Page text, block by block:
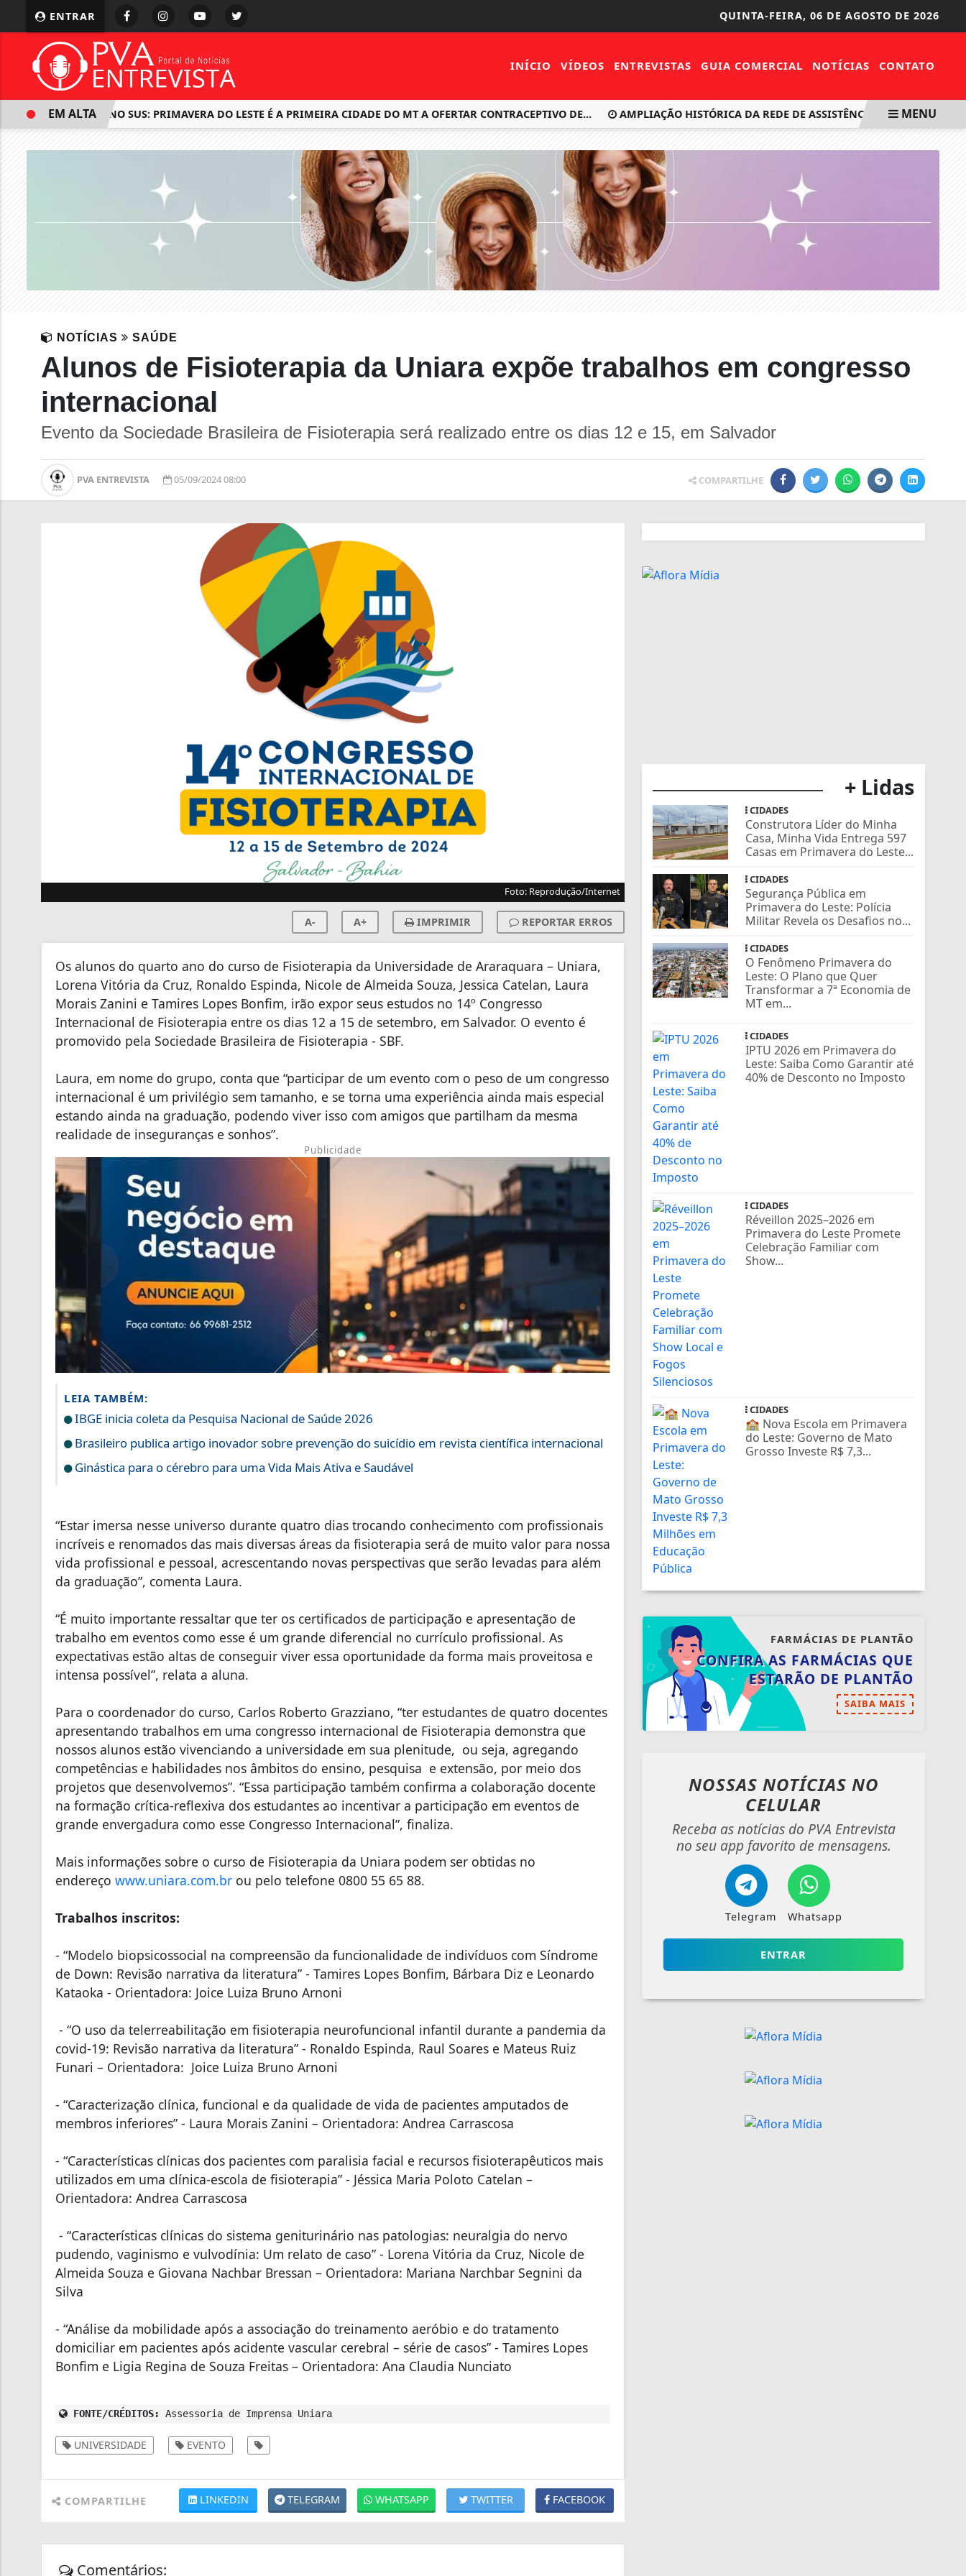
ENTRAR QUINTA-FEIRA, 06 DE AGOSTO DE 2026
INÍCIO VÍDEOS ENTREVISTAS GUIA COMERCIAL NOTÍCIAS CONTATO
IMPLANON NO SUS: PRIMAVERA DO LESTE É A PRIMEIRA CIDADE DO MT A OFERTAR CONTRACEPTIVO DE... AMPLIAÇÃO HISTÓRICA DA REDE DE ASSISTÊNCIA SOCIAL E
EM ALTA MENU
NOTÍCIAS SAÚDE
Alunos de Fisioterapia da Uniara expõe trabalhos em congresso
internacional
Evento da Sociedade Brasileira de Fisioterapia será realizado entre os dias 12 e 15, em Salvador
PVA ENTREVISTA 05/09/2024 08:00 COMPARTILHE
Foto: Reprodução/Internet
A- A+ IMPRIMIR REPORTAR ERROS
Os alunos do quarto ano do curso de Fisioterapia da Universidade de Araraquara – Uniara,
Lorena Vitória da Cruz, Ronaldo Espinda, Nicole de Almeida Souza, Jessica Catelan, Laura
Morais Zanini e Tamires Lopes Bonfim, irão expor seus estudos no 14º Congresso
Internacional de Fisioterapia entre os dias 12 a 15 de setembro, em Salvador. O evento é
promovido pela Sociedade Brasileira de Fisioterapia - SBF.
Laura, em nome do grupo, conta que “participar de um evento com o peso de um congresso
internacional é um privilégio sem tamanho, e se torna uma experiência ainda mais especial
estando ainda na graduação, podendo viver isso com amigos que partilham da mesma
realidade de inseguranças e sonhos”.
Publicidade
LEIA TAMBÉM:
IBGE inicia coleta da Pesquisa Nacional de Saúde 2026
Brasileiro publica artigo inovador sobre prevenção do suicídio em revista científica internacional
Ginástica para o cérebro para uma Vida Mais Ativa e Saudável
“Estar imersa nesse universo durante quatro dias trocando conhecimento com profissionais
incríveis e renomados das mais diversas áreas da fisioterapia será de muito valor para nossa
vida profissional e pessoal, acrescentando novas perspectivas que serão levadas para além
da graduação”, comenta Laura.
“É muito importante ressaltar que ter os certificados de participação e apresentação de
trabalho em eventos como esse é um grande diferencial no currículo profissional. As
expectativas estão altas de conseguir viver essa oportunidade da forma mais proveitosa e
intensa possível”, relata a aluna.
Para o coordenador do curso, Carlos Roberto Grazziano, “ter estudantes de quatro docentes
apresentando trabalhos em uma congresso internacional de Fisioterapia demonstra que
nossos alunos estão vivenciando a universidade em sua plenitude, ou seja, agregando
competências e habilidades nos âmbitos do ensino, pesquisa e extensão, por meio dos
projetos que desenvolvemos”. “Essa participação também confirma a colaboração docente
na formação crítica-reflexiva dos estudantes ao incentivar a participação em eventos de
grande envergadura como esse Congresso Internacional”, finaliza.
Mais informações sobre o curso de Fisioterapia da Uniara podem ser obtidas no
endereço www.uniara.com.br ou pelo telefone 0800 55 65 88.
Trabalhos inscritos:
- “Modelo biopsicossocial na compreensão da funcionalidade de indivíduos com Síndrome
de Down: Revisão narrativa da literatura” - Tamires Lopes Bonfim, Bárbara Diz e Leonardo
Kataoka - Orientadora: Joice Luiza Bruno Arnoni
- “O uso da telerreabilitação em fisioterapia neurofuncional infantil durante a pandemia da
covid-19: Revisão narrativa da literatura” - Ronaldo Espinda, Raul Soares e Mateus Ruiz
Funari – Orientadora: Joice Luiza Bruno Arnoni
- “Caracterização clínica, funcional e da qualidade de vida de pacientes amputados de
membros inferiores” - Laura Morais Zanini – Orientadora: Andrea Carrascosa
- “Características clínicas dos pacientes com paralisia facial e recursos fisioterapêuticos mais
utilizados em uma clínica-escola de fisioterapia” - Jéssica Maria Poloto Catelan –
Orientadora: Andrea Carrascosa
- “Características clínicas do sistema geniturinário nas patologias: neuralgia do nervo
pudendo, vaginismo e vulvodínia: Um relato de caso” - Lorena Vitória da Cruz, Nicole de
Almeida Souza e Giovana Nachbar Bressan – Orientadora: Mariana Narchbar Segnini da
Silva
- “Análise da mobilidade após a associação do treinamento aeróbio e do tratamento
domiciliar em pacientes após acidente vascular cerebral – série de casos” - Tamires Lopes
Bonfim e Ligia Regina de Souza Freitas – Orientadora: Ana Claudia Nunciato
FONTE/CRÉDITOS: Assessoria de Imprensa Uniara
UNIVERSIDADE EVENTO
COMPARTILHE FACEBOOK
TWITTER
WHATSAPP
TELEGRAM
LINKEDIN
Comentários:
+ Lidas
CIDADES
Construtora Líder do Minha
Casa, Minha Vida Entrega 597
Casas em Primavera do Leste...
CIDADES
Segurança Pública em
Primavera do Leste: Polícia
Militar Revela os Desafios no...
CIDADES
O Fenômeno Primavera do
Leste: O Plano que Quer
Transformar a 7ª Economia de
MT em...
CIDADES
IPTU 2026 em Primavera do
Leste: Saiba Como Garantir até
40% de Desconto no Imposto
CIDADES
Réveillon 2025–2026 em
Primavera do Leste Promete
Celebração Familiar com
Show...
CIDADES
🏫 Nova Escola em Primavera
do Leste: Governo de Mato
Grosso Investe R$ 7,3...
FARMÁCIAS DE PLANTÃO
CONFIRA AS FARMÁCIAS QUE
ESTARÃO DE PLANTÃO
SAIBA MAIS
NOSSAS NOTÍCIAS NO
CELULAR
Receba as notícias do PVA Entrevista
no seu app favorito de mensagens.
Telegram Whatsapp
ENTRAR